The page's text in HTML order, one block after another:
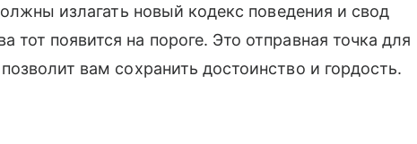
излагать новый кодекс поведения и свод
появится на пороге. Это отправная точка для
вам сохранить достоинство и гордость.